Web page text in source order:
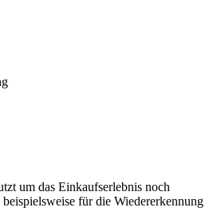
um das Einkaufserlebnis noch
beispielsweise für die Wiedererkennung